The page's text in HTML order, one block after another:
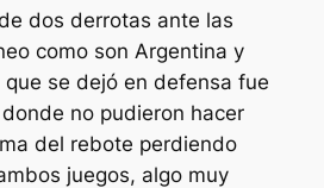
de dos derrotas ante las
como son Argentina y
que se dejó en defensa fue
no pudieron hacer
del rebote perdiendo
juegos, algo muy